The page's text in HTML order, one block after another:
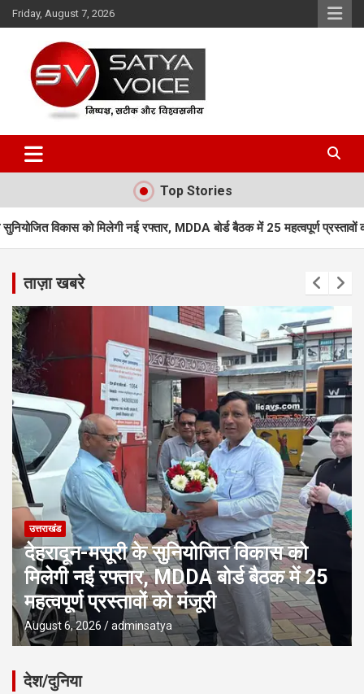
Skip
to
Friday, August 7, 2026
Satya Voice
Top Stories
नई रफ्तार, MDDA बोर्ड बैठक में 25 महत्वपूर्ण प्रस्तावों को मंजूरी एमडीडीए
ताज़ा खबरे
उत्तराखंड
देहरादून-मसूरी के सुनियोजित विकास को
मिलेगी नई रफ्तार, MDDA बोर्ड बैठक में 25
महत्वपूर्ण प्रस्तावों को मंजूरी
August 6, 2026 adminsatya
देश/दुनिया